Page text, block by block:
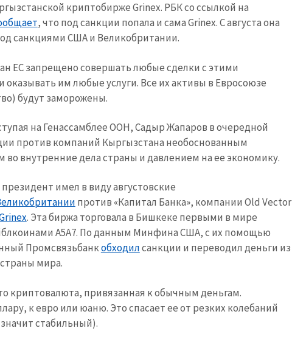
криптобирже Grinex. РБК со ссылкой на
, что под санкции попала и сама Grinex. С августа она
санкциями США и Великобритании.
ЕС запрещено совершать любые сделки с этими
оказывать им любые услуги. Все их активы в Евросоюзе
будут заморожены.
на Генассамблее ООН, Садыр Жапаров в очередной
против компаний Кыргызстана необоснованным
во внутренние дела страны и давлением на ее экономику.
имел в виду августовские
против «Капитал Банка», компании Old Vector
. Эта биржа торговала в Бишкеке первыми в мире
А5А7. По данным Минфина США, с их помощью
Промсвязьбанкобходилсанкции и переводил деньги из
мира.
криптовалюта, привязанная к обычным деньгам.
к евро или юаню. Это спасает ее от резких колебаний
стабильный).
Заголовок новости + Добавить заголовок
Текст новости + Добавить текст новости